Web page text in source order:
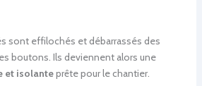
sont effilochés et débarrassés des
boutons. Ils deviennent alors une
et isolanteprête pour le chantier.